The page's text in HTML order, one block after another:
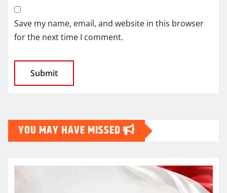
Save my name, email, and website in this browser
for the next time I comment.
YOU MAY HAVE MISSED